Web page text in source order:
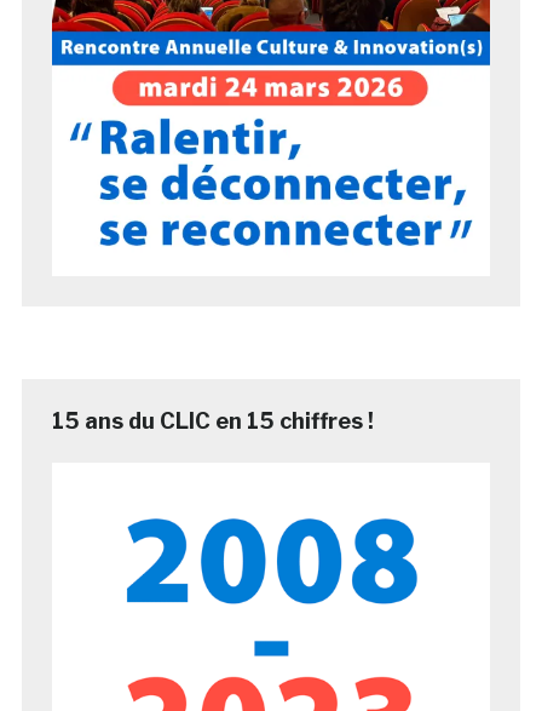
15 ans du CLIC en 15 chiffres !